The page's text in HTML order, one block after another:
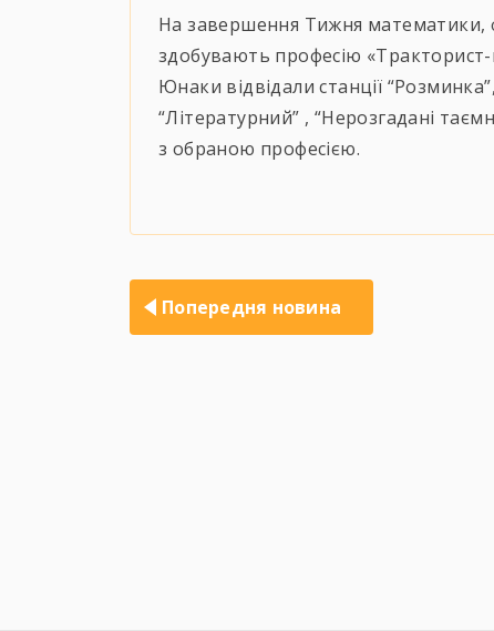
На завершення Тижня математики,
здобувають професію
Юнаки відвідали станції
“Літературний” , “Нерозгадані
з обраною професією.
записів
Попередня новина